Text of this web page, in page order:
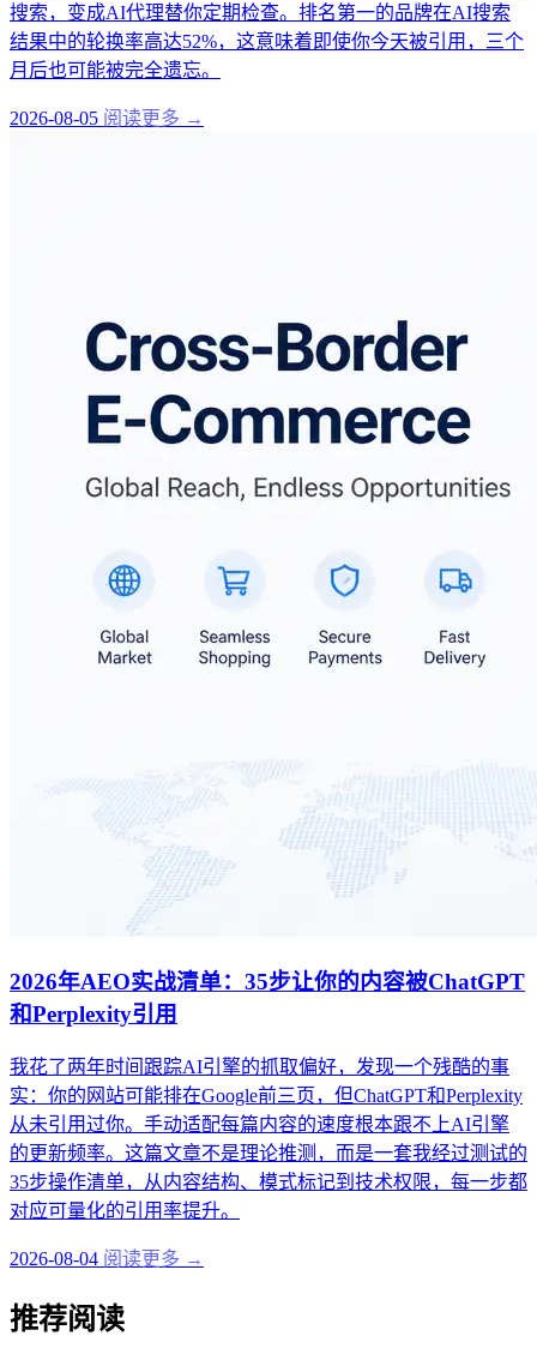
搜索，变成AI代理替你定期检查。排名第一的品牌在AI搜索
结果中的轮换率高达52%，这意味着即使你今天被引用，三个
月后也可能被完全遗忘。
2026-08-05 阅读更多 →
2026年AEO实战清单：35步让你的内容被ChatGPT
和Perplexity引用
我花了两年时间跟踪AI引擎的抓取偏好，发现一个残酷的事
实：你的网站可能排在Google前三页，但ChatGPT和Perplexity
从未引用过你。手动适配每篇内容的速度根本跟不上AI引擎
的更新频率。这篇文章不是理论推测，而是一套我经过测试的
35步操作清单，从内容结构、模式标记到技术权限，每一步都
对应可量化的引用率提升。
2026-08-04 阅读更多 →
推荐阅读